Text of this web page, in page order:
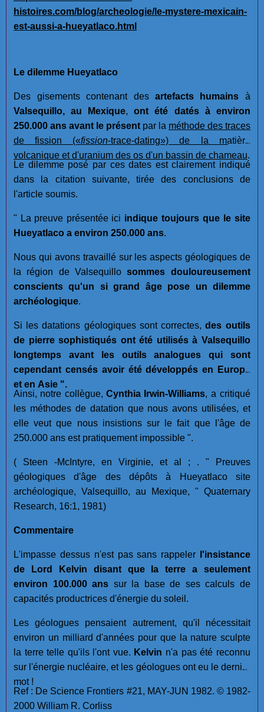
histoires.com/blog/archeologie/le-mystere-mexicain-
est-aussi-a-hueyatlaco.html
Le dilemme Hueyatlaco
Des gisements contenant des artefacts humains à
Valsequillo, au Mexique, ont été datés à environ
250.000 ans avant le présent par la méthode des traces
de fission («fission-trace-dating») de la matière
volcanique et d'uranium des os d'un bassin de chameau.
Le dilemme posé par ces dates est clairement indiqué
dans la citation suivante, tirée des conclusions de
l'article soumis.
" La preuve présentée ici indique toujours que le site
Hueyatlaco a environ 250.000 ans.
Nous qui avons travaillé sur les aspects géologiques de
la région de Valsequillo sommes douloureusement
conscients qu'un si grand âge pose un dilemme
archéologique.
Si les datations géologiques sont correctes, des outils
de pierre sophistiqués ont été utilisés à Valsequillo
longtemps avant les outils analogues qui sont
cependant censés avoir été développés en Europe
et en Asie ".
Ainsi, notre collègue, Cynthia Irwin-Williams, a critiqué
les méthodes de datation que nous avons utilisées, et
elle veut que nous insistions sur le fait que l'âge de
250.000 ans est pratiquement impossible ".
( Steen -McIntyre, en Virginie, et al ; . " Preuves
géologiques d'âge des dépôts à Hueyatlaco site
archéologique, Valsequillo, au Mexique, " Quaternary
Research, 16:1, 1981)
Commentaire
L'impasse dessus n'est pas sans rappeler
l'insistance
de Lord Kelvin disant que la terre a seulement
environ 100.000 ans sur la base de ses calculs de
capacités productrices d'énergie du soleil.
Les géologues pensaient autrement, qu'il nécessitait
environ un milliard d'années pour que la nature sculpte
la terre telle qu'ils l'ont vue. Kelvin n'a pas été reconnu
sur l'énergie nucléaire, et les géologues ont eu le dernier
mot !
Ref : De Science Frontiers #21, MAY-JUN 1982. © 1982-
2000 William R. Corliss